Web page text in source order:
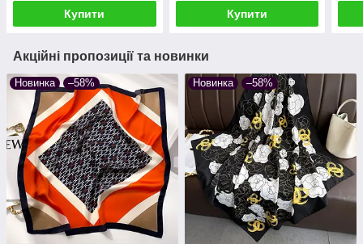
армані
Купити
бавовняна
Купити
Акційні пропозиції та новинки
Новинка –58% Новинка –58%